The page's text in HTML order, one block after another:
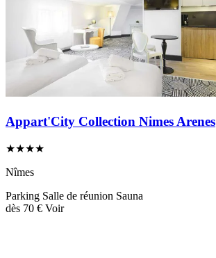
Appart'City Collection Nimes Arenes
★★★★
Nîmes
Parking Salle de réunion Sauna
dès 70 € Voir